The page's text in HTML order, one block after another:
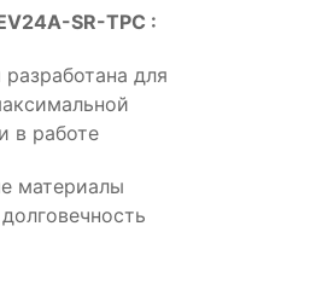
SR-TPC :
для
в работе
материалы